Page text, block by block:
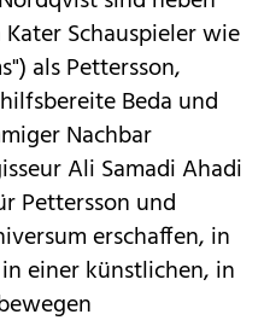
Schauspieler wie
als Pettersson,
Beda und
Nachbar
Ali Samadi Ahadi
Pettersson und
erschaffen, in
einer künstlichen, in